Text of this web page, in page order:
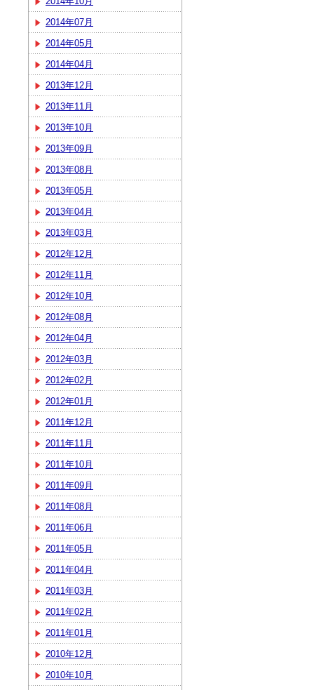
2014年07月
2014年05月
2014年04月
2013年12月
2013年11月
2013年10月
2013年09月
2013年08月
2013年05月
2013年04月
2013年03月
2012年12月
2012年11月
2012年10月
2012年08月
2012年04月
2012年03月
2012年02月
2012年01月
2011年12月
2011年11月
2011年10月
2011年09月
2011年08月
2011年06月
2011年05月
2011年04月
2011年03月
2011年02月
2011年01月
2010年12月
2010年10月